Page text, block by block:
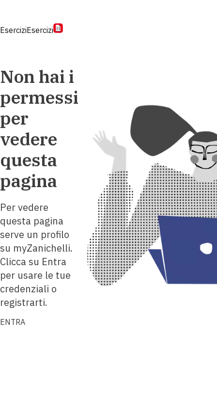
EserciziEsercizi
Non hai i
permessi
per
vedere
questa
pagina
Per vedere
questa pagina
serve un profilo
su myZanichelli.
Clicca su Entra
per usare le tue
credenziali o
registrarti.
ENTRA